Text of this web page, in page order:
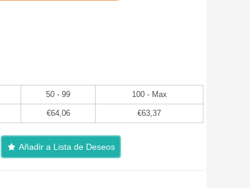
50 - 99 100 - Max
€64,06 €63,37
Añadir a Lista de Deseos